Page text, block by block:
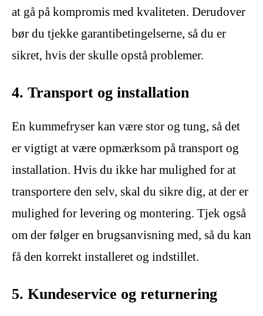
at gå på kompromis med kvaliteten. Derudover
bør du tjekke garantibetingelserne, så du er
sikret, hvis der skulle opstå problemer.
4. Transport og installation
En kummefryser kan være stor og tung, så det
er vigtigt at være opmærksom på transport og
installation. Hvis du ikke har mulighed for at
transportere den selv, skal du sikre dig, at der er
mulighed for levering og montering. Tjek også
om der følger en brugsanvisning med, så du kan
få den korrekt installeret og indstillet.
5. Kundeservice og returnering